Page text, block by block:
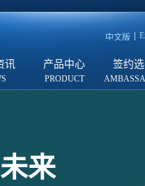
中文版
讯 产品中心 签约
来